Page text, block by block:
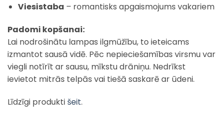
Viesistaba – romantisks apgaismojums vakariem
Padomi kopšanai:
Lai nodrošinātu lampas ilgmūžību, to ieteicams
izmantot sausā vidē. Pēc nepieciešamības virsmu var
viegli notīrīt ar sausu, mīkstu drāniņu. Nedrīkst
ievietot mitrās telpās vai tiešā saskarē ar ūdeni.
Līdzīgi produkti šeit.